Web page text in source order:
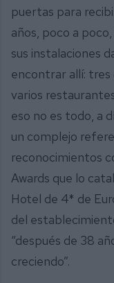
puertas para
años, poco a
sus instalaciones
encontrar allí: tres
varios
eso no es todo, a
un complejo
reconocimientos
Awards que lo
Hotel de 4* de
del
“después de 38
creciendo”.